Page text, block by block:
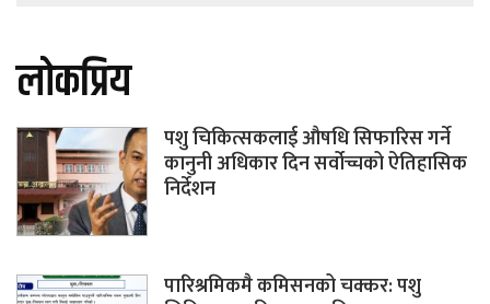
लोकप्रिय
पशु चिकित्सकलाई औषधि सिफारिस गर्ने
कानुनी अधिकार दिन सर्वोच्चको ऐतिहासिक
निर्देशन
पारिश्रमिकमै कमिसनको चक्कर: पशु